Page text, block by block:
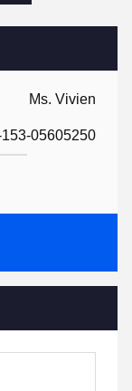
Ms. Vivien
05605250